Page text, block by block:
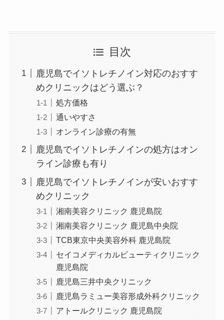
目次
鹿児島でイソトレチノイン対応のおすす
めクリニックはどう選ぶ？
処方価格
通いやすさ
オンライン診療の有無
鹿児島でイソトレチノインの処方はオン
ライン診療も有り
鹿児島でイソトレチノインが安いおすす
めクリニック
湘南美容クリニック 鹿児島院
湘南美容クリニック 鹿児島中央院
TCB東京中央美容外科 鹿児島院
セイコメディカルビューティクリニック
鹿児島院
鹿児島三井中央クリニック
鹿児島ラミュー美容形成外科クリニック
アトールクリニック 鹿児島院